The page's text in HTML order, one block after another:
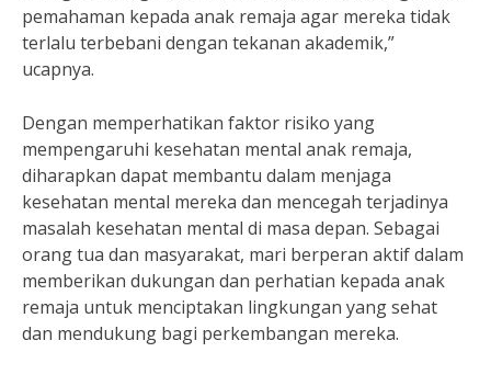
pemahaman kepada anak remaja agar mereka tidak
terlalu terbebani dengan tekanan akademik,”
ucapnya.
Dengan memperhatikan faktor risiko yang
mempengaruhi kesehatan mental anak remaja,
diharapkan dapat membantu dalam menjaga
kesehatan mental mereka dan mencegah terjadinya
masalah kesehatan mental di masa depan. Sebagai
orang tua dan masyarakat, mari berperan aktif dalam
memberikan dukungan dan perhatian kepada anak
remaja untuk menciptakan lingkungan yang sehat
dan mendukung bagi perkembangan mereka.